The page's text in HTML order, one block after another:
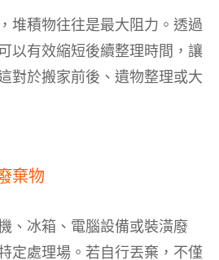
堆積物往往是最大阻力。透過
以有效縮短後續整理時間，讓
對於搬家前後、遺物整理或大
棄物
、冰箱、電腦設備或裝潢廢
定處理場。若自行丟棄，不僅